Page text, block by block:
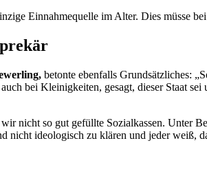
Einnahmequelle im Alter. Dies müsse
betonte ebenfalls Grundsätzliches:
bei Kleinigkeiten, gesagt, dieser Staat
nicht so gut gefüllte Sozialkassen. Unter
nicht ideologisch zu klären und jeder weiß,